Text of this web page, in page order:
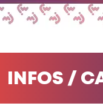
INFOS /